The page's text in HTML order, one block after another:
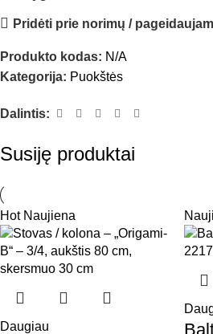
Pridėti prie norimų /
Produkto kodas: N/A
Kategorija: Puokštės
Dalintis:
Susiję produktai
Hot Naujiena
Daugiau